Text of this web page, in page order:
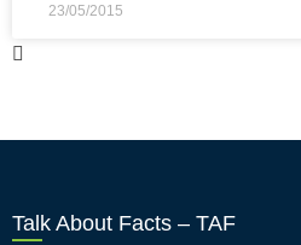
23/05/2015
Talk About Facts – TAF